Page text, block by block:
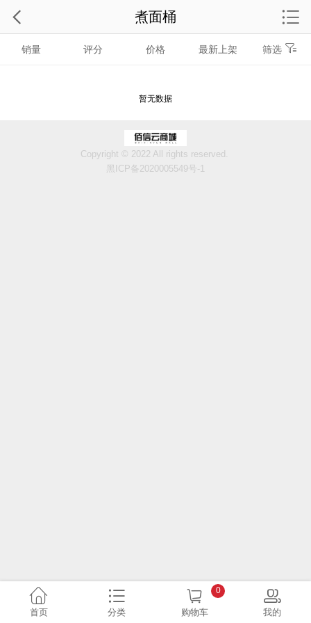
销量 评分 价格 最新上架 筛选
暂无数据
煮面桶
Copyright © 2022 All rights reserved.
黑ICP备2020005549号-1
首页 分类 购物车
0
我的